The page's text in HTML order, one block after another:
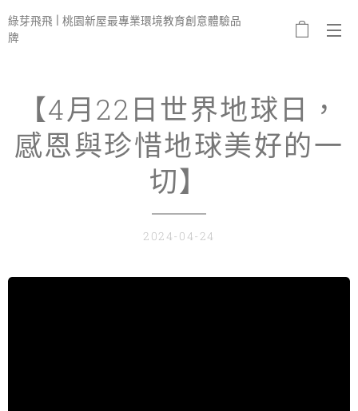
綠芽飛飛 | 桃園新屋最專業環境教育創意體驗品
牌
【4月22日世界地球日，
感恩與珍惜地球美好的一
切】
2024-04-24